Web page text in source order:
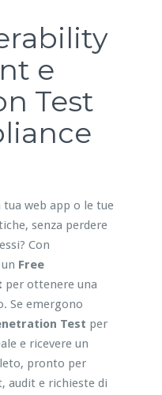
e
Test
web app o le tue
senza perdere
Con
Free
per ottenere una
Se emergono
Test per
e ricevere un
pronto per
audit e richieste di